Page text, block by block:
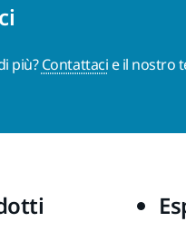
più?Contattaci e il nostro